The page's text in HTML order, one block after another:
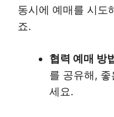
동시에 예매를 시도
죠.
협력 예매 방
를 공유해,
세요.